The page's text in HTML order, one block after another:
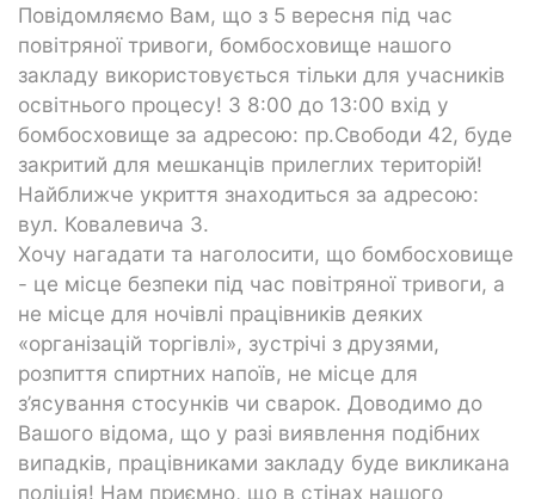
Повідомляємо Вам, що з 5 вересня під час
повітряної тривоги, бомбосховище нашого
закладу використовується тільки для учасників
освітнього процесу! З 8:00 до 13:00 вхід у
бомбосховище за адресою: пр.Свободи 42, буде
закритий для мешканців прилеглих територій!
Найближче укриття знаходиться за адресою:
вул. Ковалевича 3.
Хочу нагадати та наголосити, що бомбосховище
- це місце безпеки під час повітряної тривоги, а
не місце для ночівлі працівників деяких
«організацій торгівлі», зустрічі з друзями,
розпиття спиртних напоїв, не місце для
з’ясування стосунків чи сварок. Доводимо до
Вашого відома, що у разі виявлення подібних
випадків, працівниками закладу буде викликана
поліція! Нам приємно, що в стінах нашого